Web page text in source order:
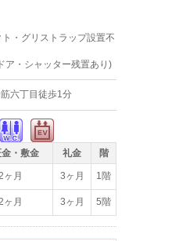
・グリストラップ設置不
ア・シャッター残置あり)
六丁目徒歩1分
・敷金 礼金 階
ヶ月 3ヶ月 1階
ヶ月 3ヶ月 5階